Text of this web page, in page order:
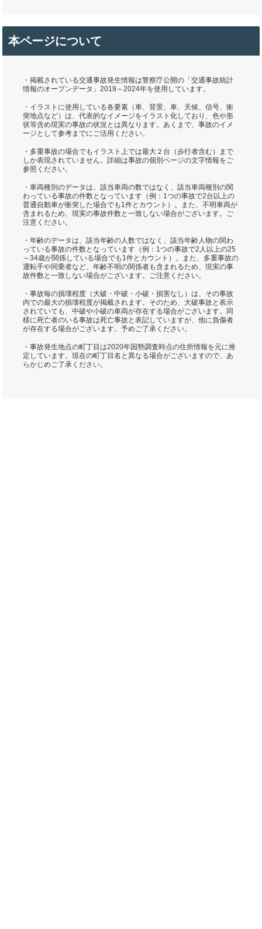
本ページについて
・掲載されている交通事故発生情報は警察庁公開の「交通事故統計
情報のオープンデータ」2019～2024年を使用しています。
・イラストに使用している各要素（車、背景、車、天候、信号、衝
突地点など）は、代表的なイメージをイラスト化しており、色や形
状等含め現実の事故の状況とは異なります。あくまで、事故のイメ
ージとして参考までにご活用ください。
・多重事故の場合でもイラスト上では最大２台（歩行者含む）まで
しか表現されていません。詳細は事故の個別ページの文字情報をご
参照ください。
・車両種別のデータは、該当車両の数ではなく、該当車両種別の関
わっている事故の件数となっています（例：1つの事故で2台以上の
普通自動車が衝突した場合でも1件とカウント）。また、不明車両が
含まれるため、現実の事故件数と一致しない場合がございます。ご
注意ください。
・年齢のデータは、該当年齢の人数ではなく、該当年齢人物の関わ
っている事故の件数となっています（例：1つの事故で2人以上の25
～34歳が関係している場合でも1件とカウント）。また、多重事故の
運転手や同乗者など、年齢不明の関係者も含まれるため、現実の事
故件数と一致しない場合がございます。ご注意ください。
・事故毎の損壊程度（大破・中破・小破・損害なし）は、その事故
内での最大の損壊程度が掲載されます。そのため、大破事故と表示
されていても、中破や小破の車両が存在する場合がございます。同
様に死亡者のいる事故は死亡事故と表記していますが、他に負傷者
が存在する場合がございます。予めご了承ください。
・事故発生地点の町丁目は2020年国勢調査時点の住所情報を元に推
定しています。現在の町丁目名と異なる場合がございますので、あ
らかじめご了承ください。